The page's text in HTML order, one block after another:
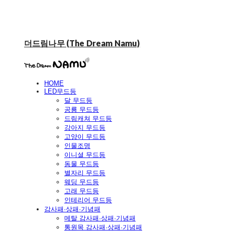
더드림나무 (The Dream Namu)
HOME
LED무드등
달 무드등
공룡 무드등
드림캐쳐 무드등
강아지 무드등
고양이 무드등
인물조명
이니셜 무드등
동물 무드등
별자리 무드등
웨딩 무드등
고래 무드등
인테리어 무드등
감사패·상패·기념패
메탈 감사패·상패·기념패
통원목 감사패·상패·기념패